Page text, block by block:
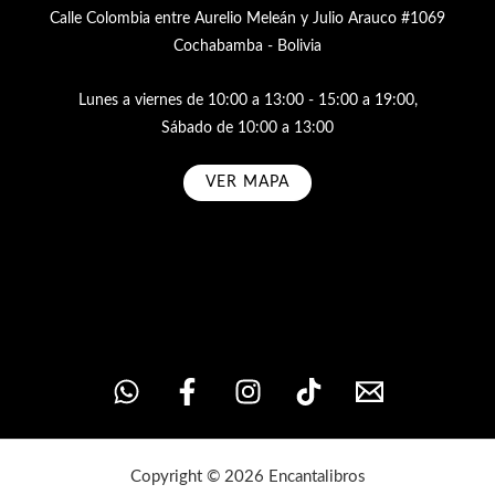
Calle Colombia entre Aurelio Meleán y Julio Arauco #1069
Cochabamba - Bolivia
Lunes a viernes de 10:00 a 13:00 - 15:00 a 19:00,
Sábado de 10:00 a 13:00
VER MAPA
Copyright © 2026 Encantalibros